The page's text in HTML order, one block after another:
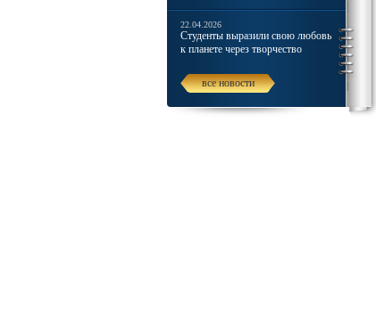
22.04.2026
Студенты выразили свою любовь
к планете через творчество
все новости